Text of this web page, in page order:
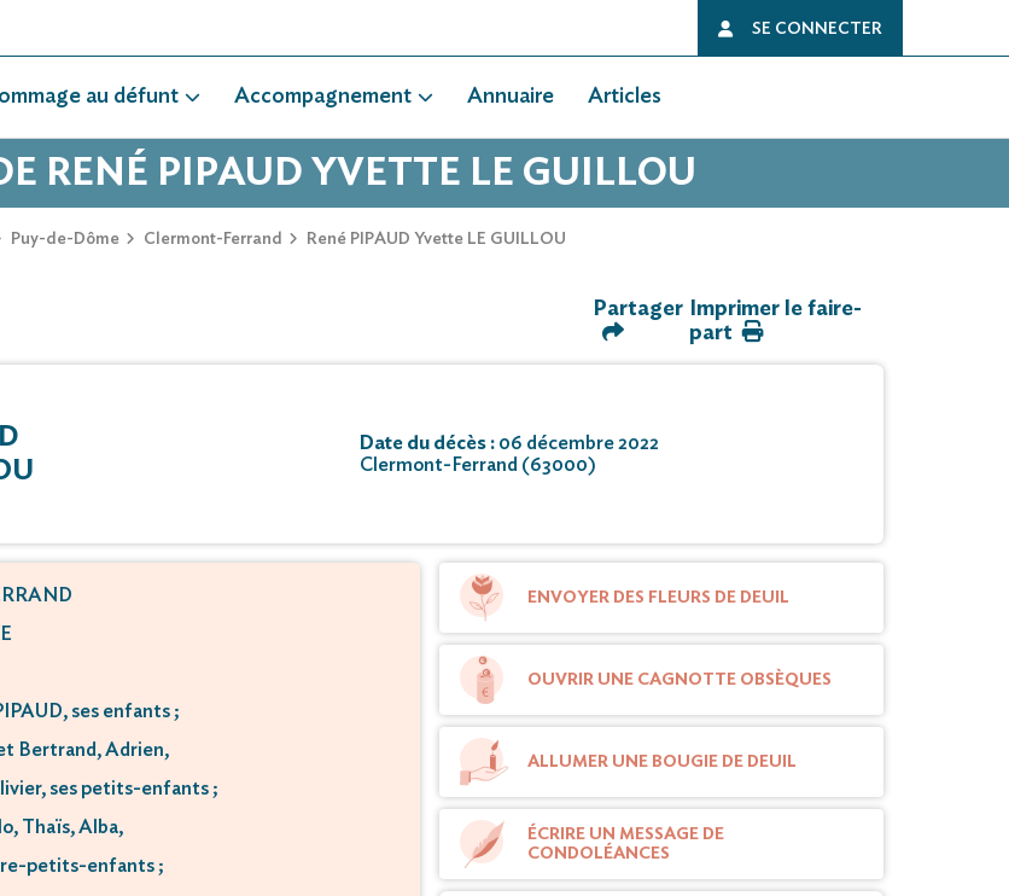
SE CONNECTER
au défunt Accompagnement Annuaire Articles
RENÉ PIPAUD YVETTE LE GUILLOU
Puy-de-Dôme Clermont-Ferrand René PIPAUD Yvette LE GUILLOU
Partager
Imprimer le faire-
part
Date du décès : 06 décembre 2022
Clermont-Ferrand (63000)
ses enfants ;
Bertrand, Adrien,
ses petits-enfants ;
Thaïs, Alba,
petits-enfants ;
ENVOYER DES FLEURS DE DEUIL
OUVRIR UNE CAGNOTTE OBSÈQUES
ALLUMER UNE BOUGIE DE DEUIL
ÉCRIRE UN MESSAGE DE
CONDOLÉANCES